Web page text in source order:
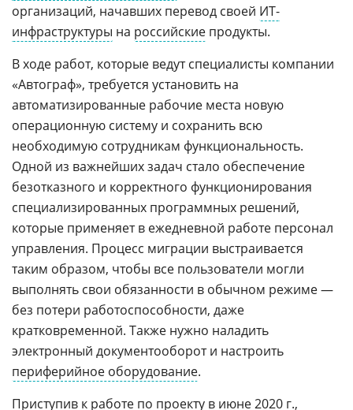
организаций, начавших перевод своей ИТ-
инфраструктуры на российские продукты.
В ходе работ, которые ведут специалисты компании
«Автограф», требуется установить на
автоматизированные рабочие места новую
операционную систему и сохранить всю
необходимую сотрудникам функциональность.
Одной из важнейших задач стало обеспечение
безотказного и корректного функционирования
специализированных программных решений,
которые применяет в ежедневной работе персонал
управления. Процесс миграции выстраивается
таким образом, чтобы все пользователи могли
выполнять свои обязанности в обычном режиме —
без потери работоспособности, даже
кратковременной. Также нужно наладить
электронный документооборот и настроить
периферийное оборудование.
Приступив к работе по проекту в июне 2020 г.,